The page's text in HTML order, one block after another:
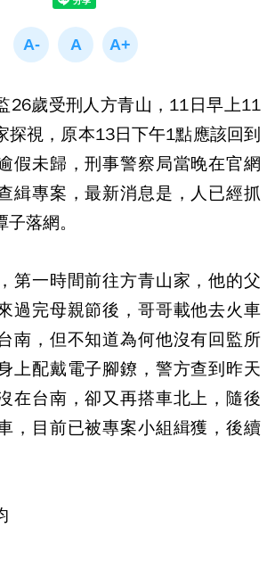
26歲受刑人方青山，11日早上11
探視，原本13日下午1點應該回到
假未歸，刑事警察局當晚在官網
緝專案，最新消息是，人已經抓
落網。
第一時間前往方青山家，他的父
過完母親節後，哥哥載他去火車
南，但不知道為何他沒有回監所
上配戴電子腳鐐，警方查到昨天
在台南，卻又再搭車北上，隨後
，目前已被專案小組緝獲，後續